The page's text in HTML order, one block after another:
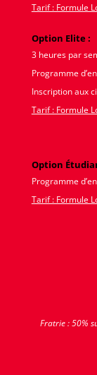
Tarif : Formule
Option Elite :
3 heures par
Programme
Inscription aux
Tarif : Formule
Option
Programme
Tarif : Formule
Fratrie : 50%